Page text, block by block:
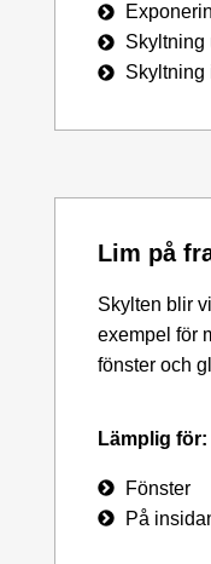
Skyltning
Skyltning
Lim på
Skylten blir
exempel för
fönster och
Lämplig för:
Fönster
På